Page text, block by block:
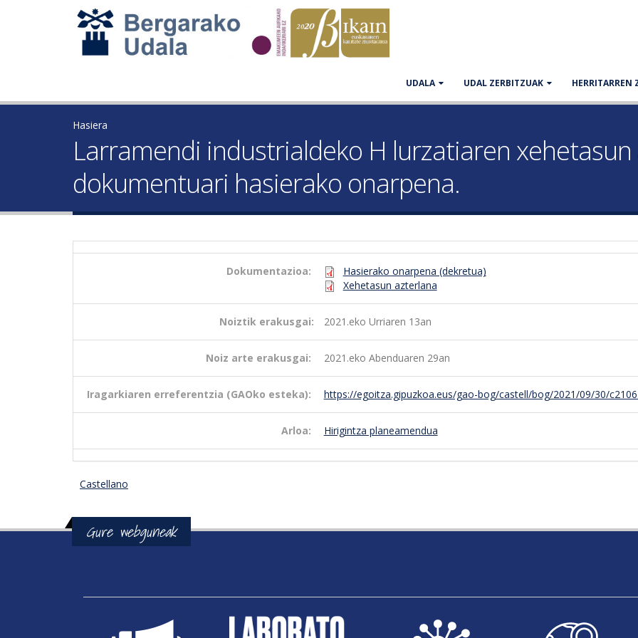
UDALA UDAL ZERBITZUAK HERRITARREN
Hasiera
Larramendi industrialdeko H lurzatiaren
dokumentuari hasierako onarpena.
Dokumentazioa:
Hasierako onarpena (dekretua)
Xehetasun azterlana
Noiztik erakusgai: 2021.eko Urriaren 13an
Noiz arte erakusgai: 2021.eko Abenduaren 29an
Iragarkiaren erreferentzia (GAOko esteka): https://egoitza.gipuzkoa.eus/gao-bog/castell/bog/2021/09/30/
Arloa: Hirigintza planeamendua
Castellano
Gure webguneak